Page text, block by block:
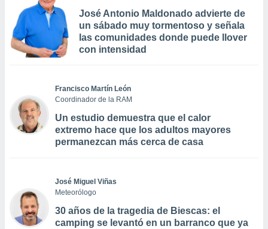
José Antonio Maldonado advierte de
un sábado muy tormentoso y señala
las comunidades donde puede llover
con intensidad
Francisco Martín León
Coordinador de la RAM
Un estudio demuestra que el calor
extremo hace que los adultos mayores
permanezcan más cerca de casa
José Miguel Viñas
Meteorólogo
30 años de la tragedia de Biescas: el
camping se levantó en un barranco que ya